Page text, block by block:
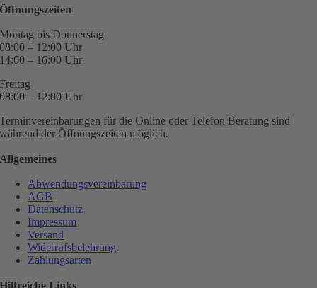
Öffnungszeiten
Montag bis Donnerstag
08:00 – 12:00 Uhr
14:00 – 16:00 Uhr
Freitag
08:00 – 12:00 Uhr
Terminvereinbarungen für die Online oder Telefon Beratung sind
während der Öffnungszeiten möglich.
Allgemeines
Abwendungsvereinbarung
AGB
Datenschutz
Impressum
Versand
Widerrufsbelehrung
Zahlungsarten
Hilfreiche Links